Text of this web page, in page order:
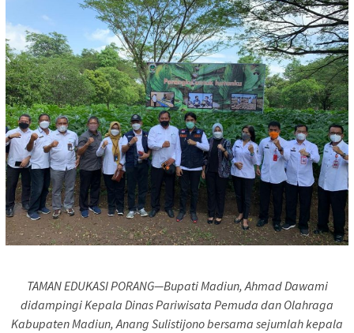
TAMAN EDUKASI PORANG—Bupati Madiun, Ahmad Dawami
didampingi Kepala Dinas Pariwisata Pemuda dan Olahraga
Kabupaten Madiun, Anang Sulistijono bersama sejumlah kepala